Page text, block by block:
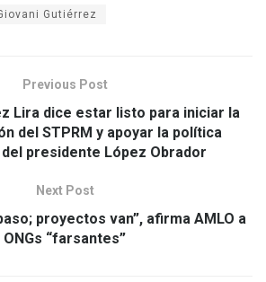
Gutiérrez
Previous Post
Lira dice estar listo para iniciar la
del STPRM y apoyar la política
presidente López Obrador
Next Post
proyectos van”, afirma AMLO a
ONGs “farsantes”